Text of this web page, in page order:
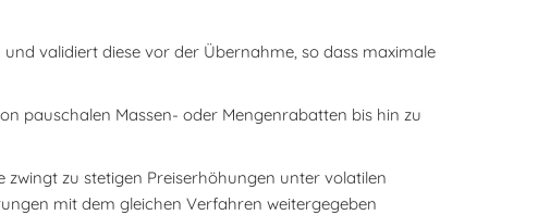
validiert diese vor der Übernahme, so dass maximale
pauschalen Massen- oder Mengenrabatten bis hin zu
zu stetigen Preiserhöhungen unter volatilen
mit dem gleichen Verfahren weitergegeben